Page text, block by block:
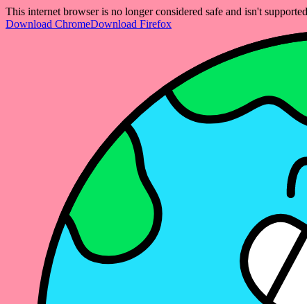
This internet browser is no longer considered safe and isn't
Download ChromeDownload Firefox